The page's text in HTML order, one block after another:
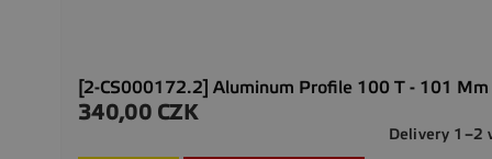
[2-CS000172.2] Aluminum Profile 100 T - 101 Mm
Precio
340,00 CZK
Delivery 1–2